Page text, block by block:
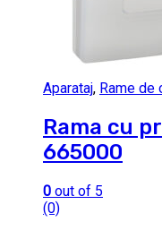
Aparataj, Rame de
Rama cu
665000
0 out of 5
(0)